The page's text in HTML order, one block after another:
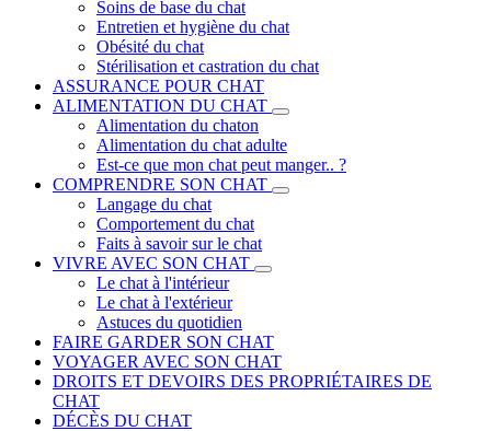
Soins de base du chat
Entretien et hygiène du chat
Obésité du chat
Stérilisation et castration du chat
ASSURANCE POUR CHAT
ALIMENTATION DU CHAT
Alimentation du chaton
Alimentation du chat adulte
Est-ce que mon chat peut manger.. ?
COMPRENDRE SON CHAT
Langage du chat
Comportement du chat
Faits à savoir sur le chat
VIVRE AVEC SON CHAT
Le chat à l'intérieur
Le chat à l'extérieur
Astuces du quotidien
FAIRE GARDER SON CHAT
VOYAGER AVEC SON CHAT
DROITS ET DEVOIRS DES PROPRIÉTAIRES DE
CHAT
DÉCÈS DU CHAT